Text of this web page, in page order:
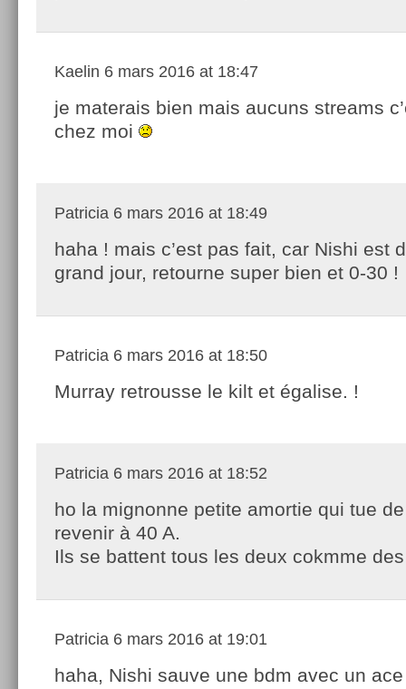
Kaelin 6 mars 2016 at 18:47
je materais bien mais aucuns streams
chez moi
Patricia 6 mars 2016 at 18:49
haha ! mais c’est pas fait, car Nishi est
grand jour, retourne super bien et 0-30 !
Patricia 6 mars 2016 at 18:50
Murray retrousse le kilt et égalise. !
Patricia 6 mars 2016 at 18:52
ho la mignonne petite amortie qui tue
revenir à 40 A.
Ils se battent tous les deux cokmme
Patricia 6 mars 2016 at 19:01
haha, Nishi sauve une bdm avec un